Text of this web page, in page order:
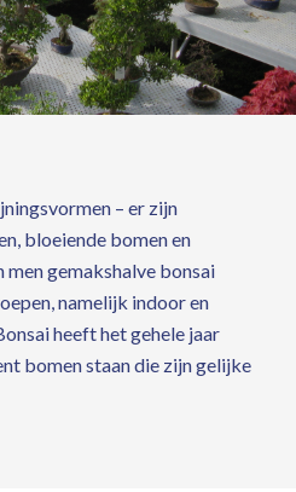
– er zijn
bloeiende bomen en
gemakshalve bonsai
namelijk indoor en
heeft het gehele jaar
bomen staan die zijn gelijke